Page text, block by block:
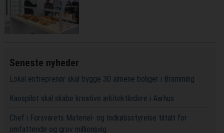
Seneste nyheder
Lokal entreprenør skal bygge 30 almene boliger i Bramming
Kaospilot skal skabe kreative arkitektledere i Aarhus
Chef i Forsvarets Materiel- og Indkøbsstyrelse tiltalt for
omfattende og grov millionsvig